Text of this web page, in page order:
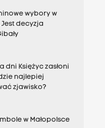
wybory w
Jest decyzja
dni Księżyc zasłoni
najlepiej
zjawisko?
w Małopolsce